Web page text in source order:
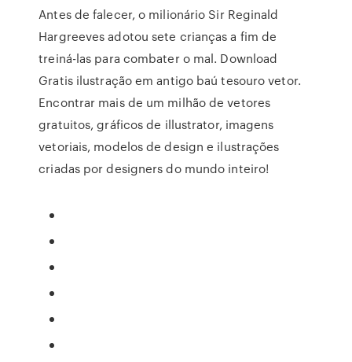
Antes de falecer, o milionário Sir Reginald
Hargreeves adotou sete crianças a fim de
treiná-las para combater o mal. Download
Gratis ilustração em antigo baú tesouro vetor.
Encontrar mais de um milhão de vetores
gratuitos, gráficos de illustrator, imagens
vetoriais, modelos de design e ilustrações
criadas por designers do mundo inteiro!